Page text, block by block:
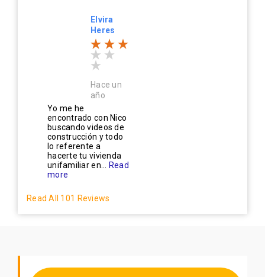
Elvira
Heres
Hace un
año
Yo me he
encontrado con Nico
buscando videos de
construcción y todo
lo referente a
hacerte tu vivienda
unifamiliar en...
Read
more
Read All 101 Reviews